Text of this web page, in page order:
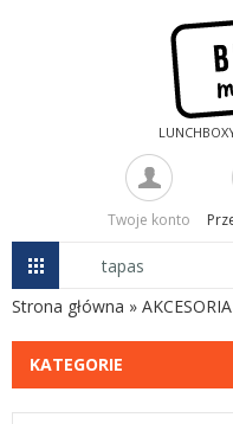
Twoje konto
Strona główna »
KATEGORIE